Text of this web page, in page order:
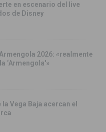
en escenario del live
de Disney
2026: «realmente
‘Armengola'»
Vega Baja acercan el